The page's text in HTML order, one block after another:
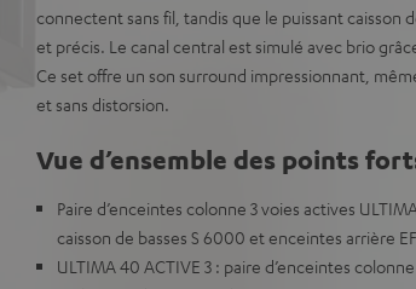
connectent sans fil, tandis que le puissant caisson
et précis. Le canal central est simulé avec brio
Ce set offre un son surround impressionnant,
et sans distorsion.
Vue d’ensemble des points
Paire d’enceintes colonne 3 voies actives
caisson de basses S 6000 et enceintes arrière
ULTIMA 40 ACTIVE 3 : paire d’enceintes